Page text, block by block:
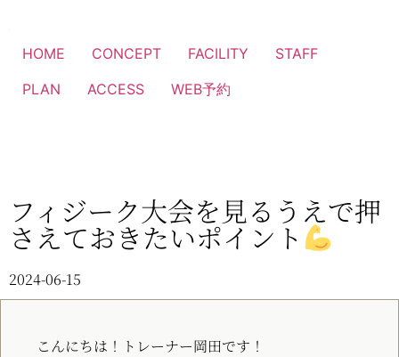
HOME CONCEPT FACILITY
STAFF
PLAN
ACCESS WEB予約
フィジーク大会を見るうえで押
さえておきたいポイント
2024-06-15
こんにちは！トレーナー岡田です！